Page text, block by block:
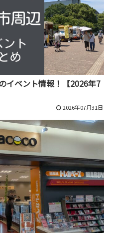
イベント情報！【2026年7
2026年07月31日